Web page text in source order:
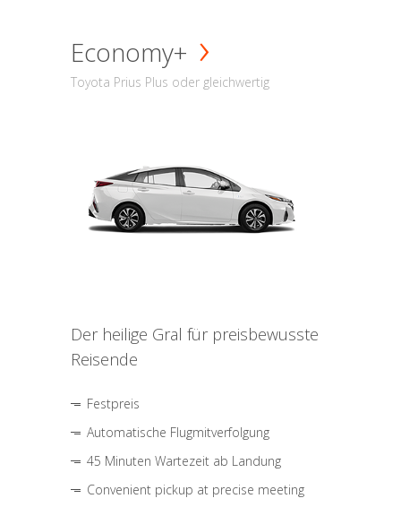
Economy+
Toyota Prius Plus oder gleichwertig
Der heilige Gral für preisbewusste
Reisende
Festpreis
Automatische Flugmitverfolgung
45 Minuten Wartezeit ab Landung
Convenient pickup at precise meeting